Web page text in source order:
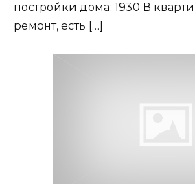
постройки дома: 1930 В
ремонт, есть […]